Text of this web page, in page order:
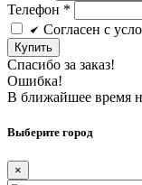
Телефон *
Cогласен c
Купить
Спасибо за заказ!
Ошибка!
В ближайшее время
Выберите город
×